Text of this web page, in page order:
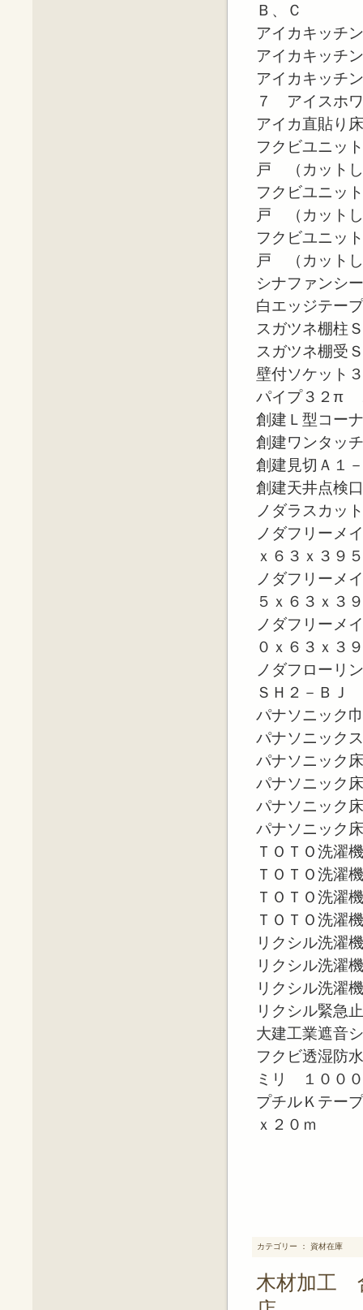
Ｂ、Ｃ
アイカキッチ
アイカキッチ
アイカキッチ
７ アイスホ
アイカ直貼り
フクビユニッ
戸 （カット
フクビユニッ
戸 （カット
フクビユニッ
戸 （カット
シナファンシ
白エッジテー
スガツネ棚柱
スガツネ棚受
壁付ソケット
パイプ３２π
創建Ｌ型コー
創建ワンタッ
創建見切Ａ１
創建天井点検
ノダラスカ
ノダフリー
ｘ６３ｘ３９５
ノダフリー
５ｘ６３ｘ３
ノダフリー
０ｘ６３ｘ３
ノダフロー
ＳＨ２－ＢＪ
パナソニック
パナソニック
パナソニック
パナソニック
パナソニック
パナソニック
ＴＯＴＯ洗濯
ＴＯＴＯ洗濯
ＴＯＴＯ洗濯
ＴＯＴＯ洗濯
リクシル洗濯
リクシル洗濯
リクシル洗濯
リクシル緊急
大建工業遮音
フクビ透湿防
ミリ １００
プチルＫテ
ｘ２０ｍ
カテゴリー ： 資材在庫
木材加工